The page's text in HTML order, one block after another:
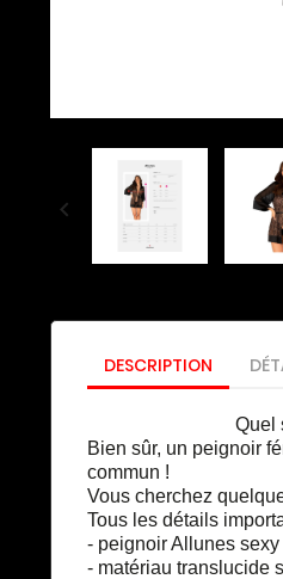

DESCRIPTION
Quel sera le
Bien sûr, un peignoir
commun !
Vous cherchez
Tous les détails
- peignoir Allunes sexy
- matériau translucide